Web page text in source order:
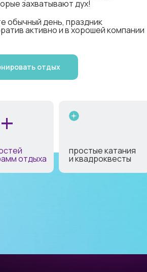
захватывают дух!
обычный день, праздник
активно и в хорошей компании
отдых
отдыха
простые катания
и квадроквесты